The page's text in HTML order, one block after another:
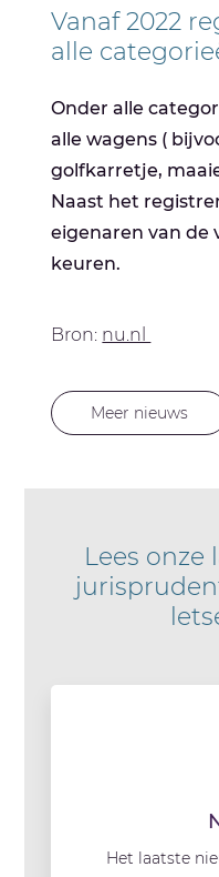
Vanaf 2022
alle
Onder alle
alle wagens (
golfkarretje,
Naast het
eigenaren van de
keuren.
Bron: nu.nl
Meer nieuws
Lees onze
Het laatste